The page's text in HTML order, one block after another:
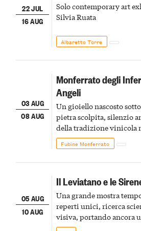
22 JUL
16 AUG
Solo contemporary art
Silvia Ruata
Albaretto Torre
03 AUG
08 AUG
Monferrato degli
Angeli
Un gioiello nascosto
pietra scolpita, silenzio
della tradizione vinicola
Fubine Monferrato
05 AUG
10 AUG
Il Leviatano e le
Una grande mostra
reperti unici, ricerca
visiva, portando ancora
della scena le meraviglie